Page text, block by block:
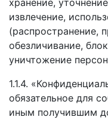
хранение,
извлечение,
(распространение,
обезличивание,
уничтожение
1.1.4.
обязательное для
иным получившим